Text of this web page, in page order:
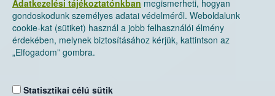
Adatkezelési tájékoztatónkban megismerheti, hogyan
gondoskodunk személyes adatai védelméről. Weboldalunk
cookie-kat (sütiket) használ a jobb felhasználói élmény
érdekében, melynek biztosításához kérjük, kattintson az
„Elfogadom” gombra.
Statisztikai célú sütik